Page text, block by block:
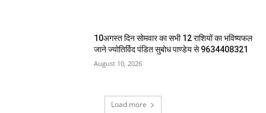
10अगस्त दिन सोमवार का सभी 12 राशियों का भविष्यफल
जाने ज्योतिर्विद पंडित सुबोध पाण्डेय से 9634408321
August 10, 2026
Load more